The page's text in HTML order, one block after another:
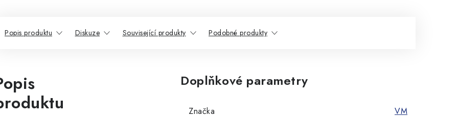
Popis produktu Diskuze Související produkty Podobné produkty
Doplňkové parametry
Značka VM